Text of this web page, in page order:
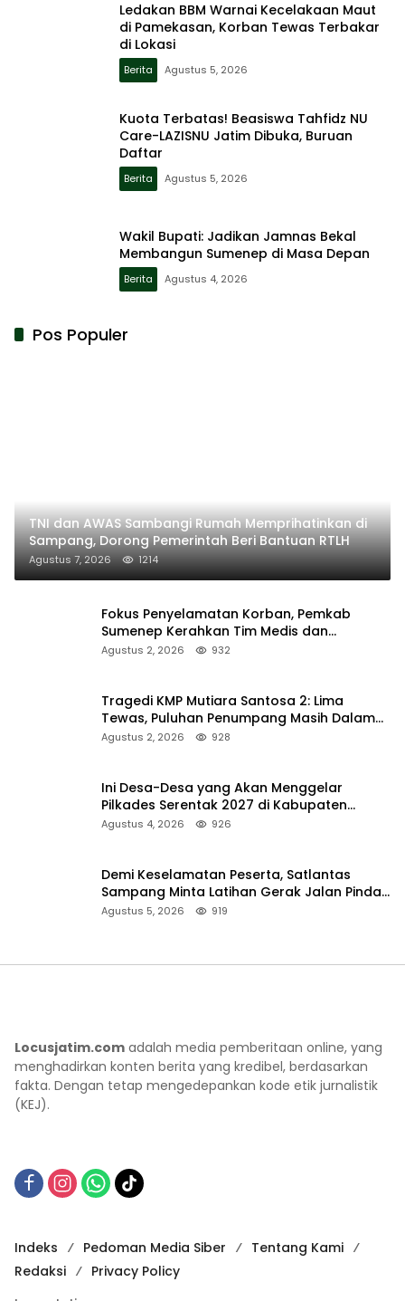
Ledakan BBM Warnai Kecelakaan Maut
di Pamekasan, Korban Tewas Terbakar
di Lokasi
Berita Agustus 5, 2026
Kuota Terbatas! Beasiswa Tahfidz NU
Care-LAZISNU Jatim Dibuka, Buruan
Daftar
Berita Agustus 5, 2026
Wakil Bupati: Jadikan Jamnas Bekal
Membangun Sumenep di Masa Depan
Berita Agustus 4, 2026
Pos Populer
TNI dan AWAS Sambangi Rumah Memprihatinkan di
Sampang, Dorong Pemerintah Beri Bantuan RTLH
Agustus 7, 2026 1214
Fokus Penyelamatan Korban, Pemkab
Sumenep Kerahkan Tim Medis dan
Ambulans ke Pelabuhan Kalianget
Agustus 2, 2026 932
Tragedi KMP Mutiara Santosa 2: Lima
Tewas, Puluhan Penumpang Masih Dalam
Pencarian
Agustus 2, 2026 928
Ini Desa-Desa yang Akan Menggelar
Pilkades Serentak 2027 di Kabupaten
Sumenep
Agustus 4, 2026 926
Demi Keselamatan Peserta, Satlantas
Sampang Minta Latihan Gerak Jalan Pindah
ke Lokasi Aman
Agustus 5, 2026 919
Locusjatim.com adalah media pemberitaan online, yang
menghadirkan konten berita yang kredibel, berdasarkan
fakta. Dengan tetap mengedepankan kode etik jurnalistik
(KEJ).
Indeks Pedoman Media Siber
Tentang Kami
Redaksi
Privacy Policy